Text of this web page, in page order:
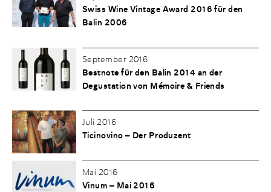
Swiss Wine Vintage Award 2016 für den
Balin 2006
September 2016
Bestnote für den Balin 2014 an der
Degustation von Mémoire & Friends
Juli 2016
Ticinovino – Der Produzent
Mai 2016
Vinum – Mai 2016